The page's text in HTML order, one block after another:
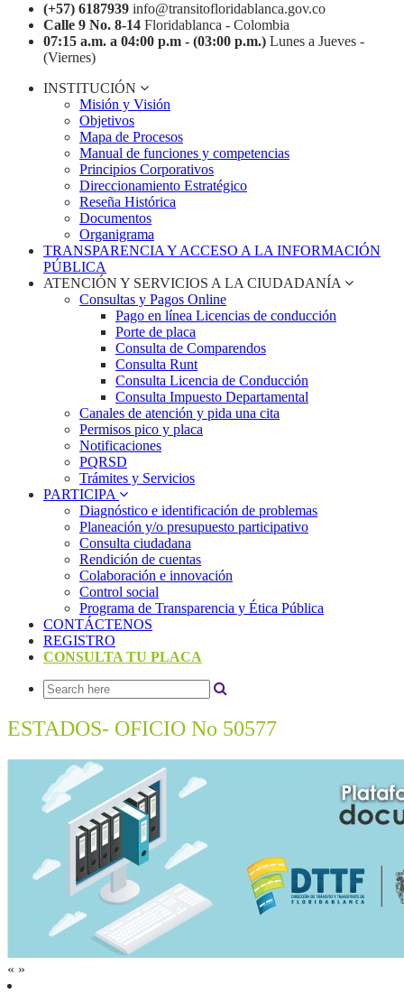
(+57) 6187939 info@transitofloridablanca.gov.co
Calle 9 No. 8-14 Floridablanca - Colombia
07:15 a.m. a 04:00 p.m - (03:00 p.m.) Lunes a Jueves -
(Viernes)
INSTITUCIÓN
Misión y Visión
Objetivos
Mapa de Procesos
Manual de funciones y competencias
Principios Corporativos
Direccionamiento Estratégico
Reseña Histórica
Documentos
Organigrama
TRANSPARENCIA Y ACCESO A LA INFORMACIÓN
PÚBLICA
ATENCIÓN Y SERVICIOS A LA CIUDADANÍA
Consultas y Pagos Online
Pago en línea Licencias de conducción
Porte de placa
Consulta de Comparendos
Consulta Runt
Consulta Licencia de Conducción
Consulta Impuesto Departamental
Canales de atención y pida una cita
Permisos pico y placa
Notificaciones
PQRSD
Trámites y Servicios
PARTICIPA
Diagnóstico e identificación de problemas
Planeación y/o presupuesto participativo​
Consulta ciudadana
Rendición de cuentas
Colaboración e innovación
Control social
Programa de Transparencia y Ética Pública
CONTÁCTENOS
REGISTRO
CONSULTA TU PLACA
ESTADOS- OFICIO No 50577
« »